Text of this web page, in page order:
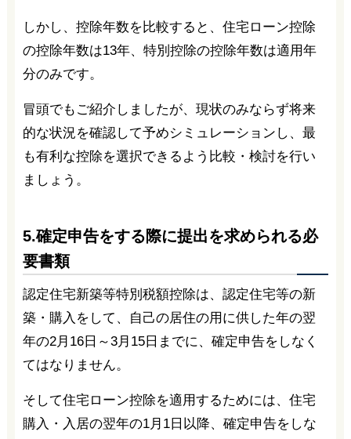
しかし、控除年数を比較すると、住宅ローン控除
の控除年数は13年、特別控除の控除年数は適用年
分のみです。
冒頭でもご紹介しましたが、現状のみならず将来
的な状況を確認して予めシミュレーションし、最
も有利な控除を選択できるよう比較・検討を行い
ましょう。
5.確定申告をする際に提出を求められる必
要書類
認定住宅新築等特別税額控除は、認定住宅等の新
築・購入をして、自己の居住の用に供した年の翌
年の2月16日～3月15日までに、確定申告をしなく
てはなりません。
そして住宅ローン控除を適用するためには、住宅
購入・入居の翌年の1月1日以降、確定申告をしな